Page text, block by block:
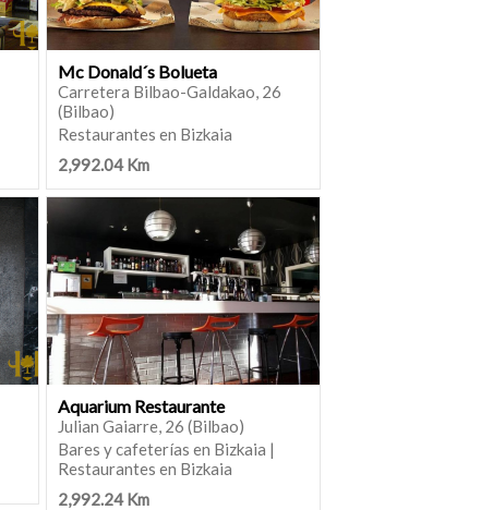
Mc Donald´s Bolueta
Carretera Bilbao-Galdakao, 26
(Bilbao)
Restaurantes en Bizkaia
2,992.04 Km
Aquarium Restaurante
Julian Gaiarre, 26 (Bilbao)
Bares y cafeterías en Bizkaia |
Restaurantes en Bizkaia
2,992.24 Km